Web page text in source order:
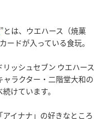
”とは、ウエハース（焼菓
ードが入っている食玩。
ッシュセブン ウエハース
ラクター・二階堂大和の
けています。
イナナ」の好きなところ